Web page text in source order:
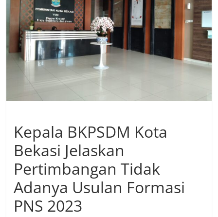
Kepala BKPSDM Kota
Bekasi Jelaskan
Pertimbangan Tidak
Adanya Usulan Formasi
PNS 2023